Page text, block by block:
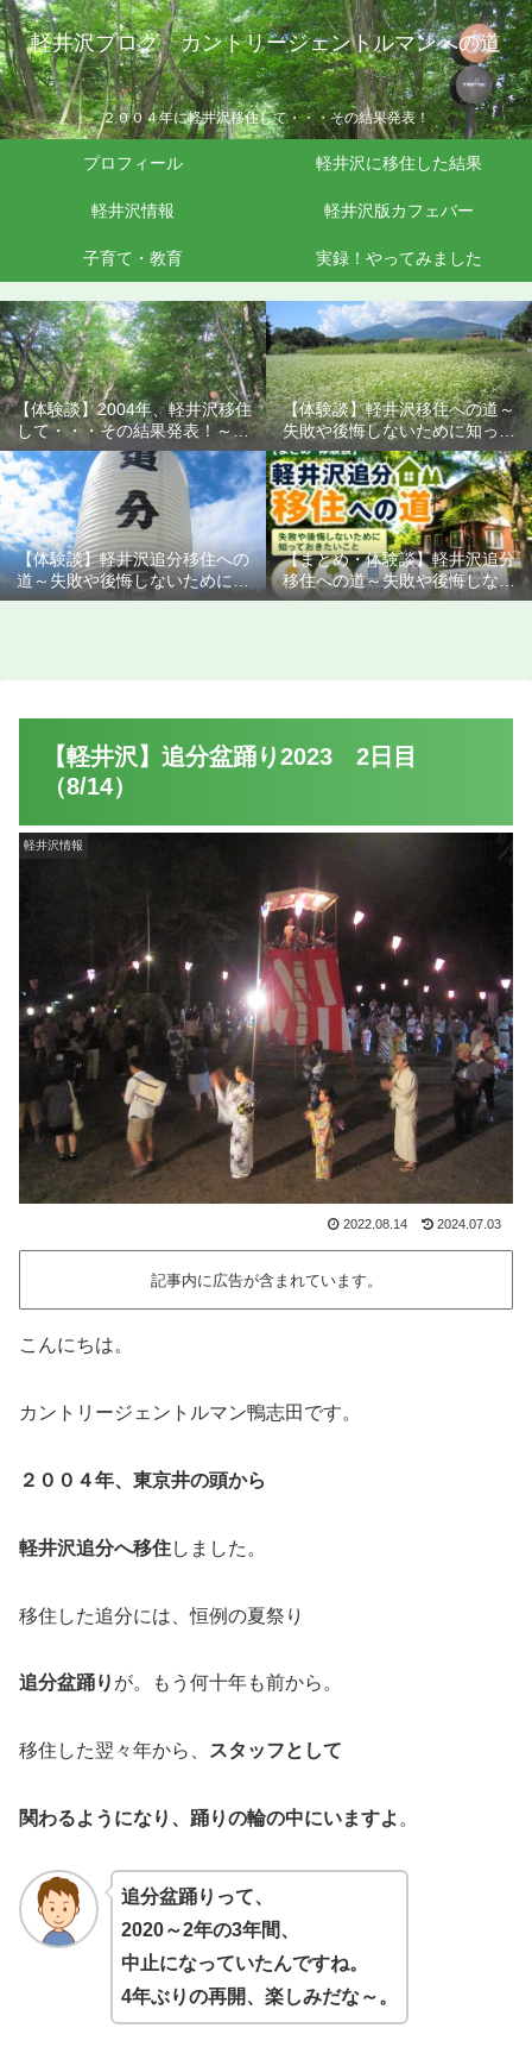
軽井沢ブログ カントリージェントルマンへの道
２００４年に軽井沢移住して・・・その結果発表！
プロフィール 軽井沢に移住した結果
軽井沢情報 軽井沢版カフェバー
子育て・教育 実録！やってみました
【体験談】2004年、軽井沢移住
して・・・その結果発表！～失
敗や後悔しないために知ってお
きたいこと
【体験談】軽井沢移住への道～
失敗や後悔しないために知って
おきたいこと
【体験談】軽井沢追分移住への
道～失敗や後悔しないために知
っておきたいこと
【まとめ・体験談】軽井沢追分
移住への道～失敗や後悔しない
ために知っておきたいこと
【軽井沢】追分盆踊り2023 2日目
（8/14）
軽井沢情報
2022.08.14 2024.07.03
記事内に広告が含まれています。
こんにちは。
カントリージェントルマン鴨志田です。
２００４年、東京井の頭から
軽井沢追分へ移住しました。
移住した追分には、恒例の夏祭り
追分盆踊り が。もう何十年も前から。
移住した翌々年から、 スタッフとして
関わるようになり、踊りの輪の中にいますよ 。
追分盆踊りって、
2020～2年の3年間、
中止になっていたんですね。
4年ぶりの再開、楽しみだな～。